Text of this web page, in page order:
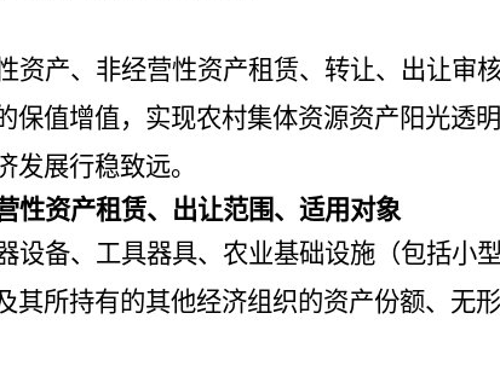
资产、非经营性资产租赁、转让、出让审
保值增值，实现农村集体资源资产阳光透明
展行稳致远。
性资产租赁、出让范围、适用对象
设备、工具器具、农业基础设施（包括小型
其所持有的其他经济组织的资产份额、无形